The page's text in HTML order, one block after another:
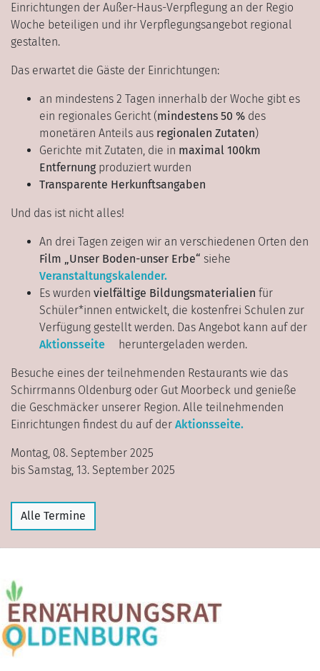
Einrichtungen der Außer-Haus-Verpflegung an der Regio
Woche beteiligen und ihr Verpflegungsangebot regional
gestalten.
Das erwartet die Gäste der Einrichtungen:
an mindestens 2 Tagen innerhalb der Woche gibt es
ein regionales Gericht (mindestens 50 % des
monetären Anteils aus regionalen Zutaten)
Gerichte mit Zutaten, die in maximal 100km
Entfernungproduziert wurden
Transparente Herkunftsangaben
Und das ist nicht alles!
An drei Tagen zeigen wir an verschiedenen Orten den
Film „Unser Boden-unser Erbe“ siehe
Veranstaltungskalender.
Es wurden vielfältige Bildungsmaterialien für
Schüler*innen entwickelt, die kostenfrei Schulen zur
Verfügung gestellt werden. Das Angebot kann auf der
Aktionsseite
heruntergeladen werden.
Besuche eines der teilnehmenden Restaurants wie das
Schirrmanns Oldenburg oder Gut Moorbeck und genieße
die Geschmäcker unserer Region. Alle teilnehmenden
Einrichtungen findest du auf der Aktionsseite.
Montag, 08. September 2025
bis Samstag, 13. September 2025
Alle Termine